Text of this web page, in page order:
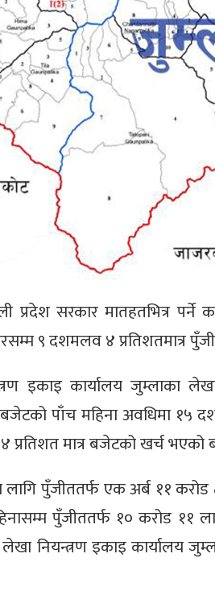
प्रदेश सरकार मातहतभित्र
९ दशमलव ४ प्रतिशतमात्र
इकाइ कार्यालय जुम्लाका
पाँच महिना अवधिमा १५
मात्र बजेटको खर्च भएको
पुँजीततर्फ एक अर्ब ११
पुँजीततर्फ १० करोड ११
नियन्त्रण इकाइ कार्यालय